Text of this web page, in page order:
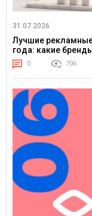
31.07.2026
Лучшие
года: какие
0 706